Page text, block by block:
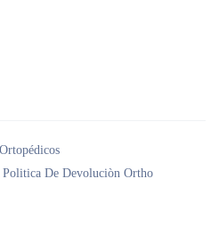
Politica De Devoluciòn Ortho